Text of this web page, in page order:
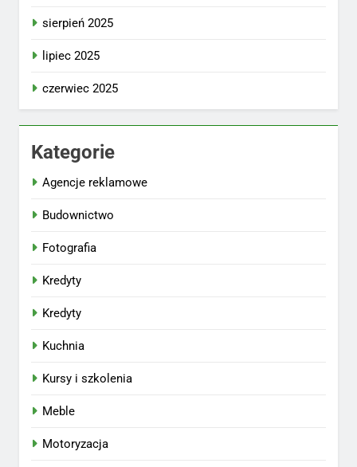
sierpień 2025
lipiec 2025
czerwiec 2025
Kategorie
Agencje reklamowe
Budownictwo
Fotografia
Kredyty
Kredyty
Kuchnia
Kursy i szkolenia
Meble
Motoryzacja